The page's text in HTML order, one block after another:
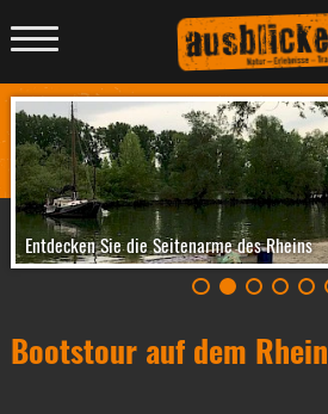
Entdecken Sie die Seitenarme des Rheins
Bootstour auf dem Rhein
Menü
anzeigen